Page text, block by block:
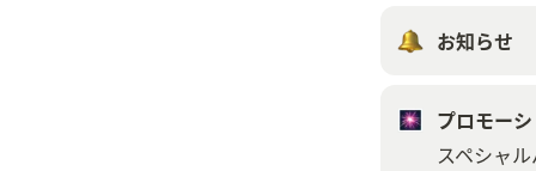
お知らせ
プロモー
スペシャ